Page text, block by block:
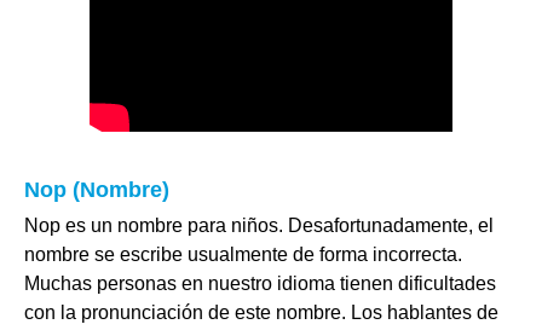
Nop (Nombre)
Nop es un nombre para niños. Desafortunadamente, el
nombre se escribe usualmente de forma incorrecta.
Muchas personas en nuestro idioma tienen dificultades
con la pronunciación de este nombre. Los hablantes de